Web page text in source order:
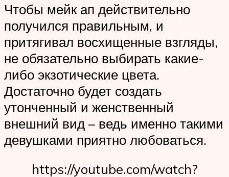
Чтобы мейк ап действительно
получился правильным, и
притягивал восхищенные взгляды,
не обязательно выбирать какие-
либо экзотические цвета.
Достаточно будет создать
утонченный и женственный
внешний вид – ведь именно такими
девушками приятно любоваться.
https://youtube.com/watch?